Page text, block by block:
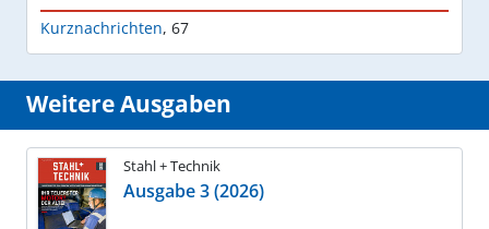
Kurznachrichten, 67
Weitere Ausgaben
Stahl + Technik
Ausgabe 3 (2026)